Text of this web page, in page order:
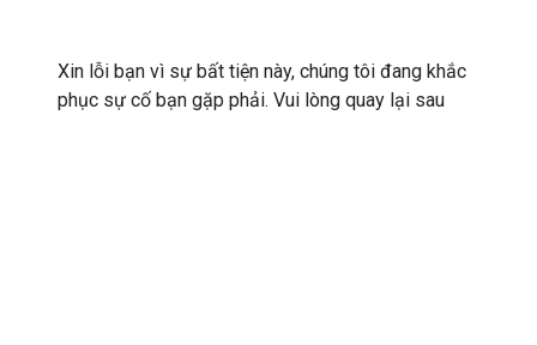
Xin lỗi bạn vì sự bất tiện này, chúng tôi đang khắc
phục sự cố bạn gặp phải. Vui lòng quay lại sau